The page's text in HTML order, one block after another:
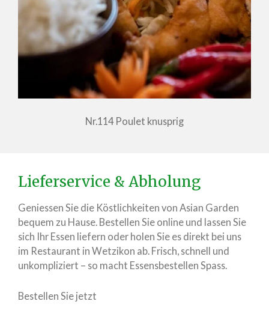
Nr.114 Poulet knusprig
Lieferservice & Abholung
Geniessen Sie die Köstlichkeiten von Asian Garden
bequem zu Hause. Bestellen Sie online und lassen Sie
sich Ihr Essen liefern oder holen Sie es direkt bei uns
im Restaurant in Wetzikon ab. Frisch, schnell und
unkompliziert – so macht Essensbestellen Spass.
Bestellen Sie jetzt